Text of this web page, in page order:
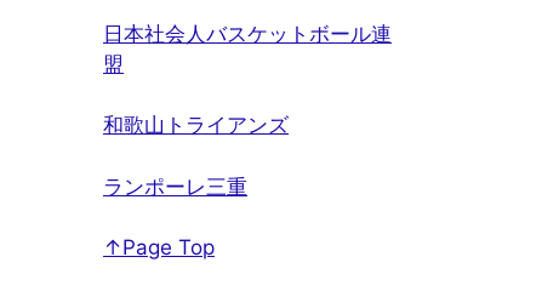
日本社会人バスケットボール連
盟
和歌山トライアンズ
ランポーレ三重
↑Page Top